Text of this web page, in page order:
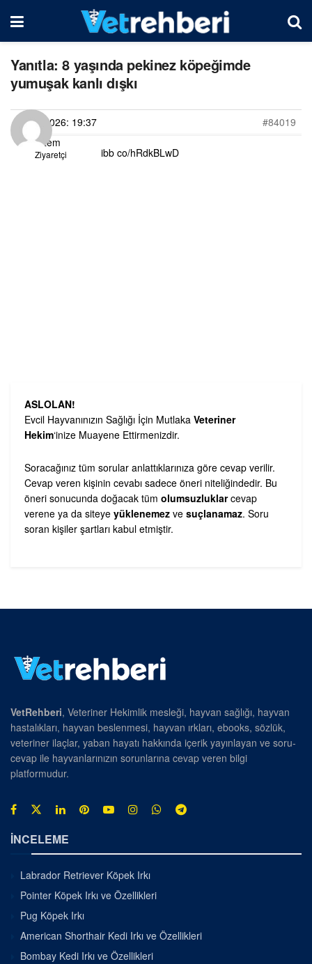
Yanıtla: 8 yaşında pekinez köpeğimde
yumuşak kanlı dışkı
21/06/2026: 19:37
#84019
Gizem
Ziyaretçi ibb co/hRdkBLwD
ASLOLAN!
Evcil Hayvanınızın Sağlığı İçin Mutlaka Veteriner
Hekim‘inize Muayene Ettirmenizdir.
Soracağınız tüm sorular anlattıklarınıza göre cevap verilir.
Cevap veren kişinin cevabı sadece öneri niteliğindedir. Bu
öneri sonucunda doğacak tüm olumsuzluklarcevap
verene ya da siteye yüklenemez ve suçlanamaz. Soru
soran kişiler şartları kabul etmiştir.
VetRehberi, Veteriner Hekimlik mesleği, hayvan sağlığı, hayvan
hastalıkları, hayvan beslenmesi, hayvan ırkları, ebooks, sözlük,
veteriner ilaçlar, yaban hayatı hakkında içerik yayınlayan ve soru-
cevap ile hayvanlarınızın sorunlarına cevap veren bilgi
platformudur.
İNCELEME
Labrador Retriever Köpek Irkı
Pointer Köpek Irkı ve Özellikleri
Pug Köpek Irkı
American Shorthair Kedi Irkı ve Özellikleri
Bombay Kedi Irkı ve Özellikleri